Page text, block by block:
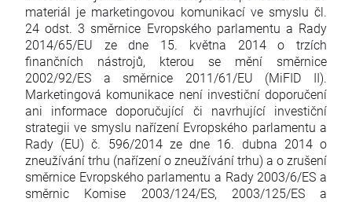
materiál je marketingovou komunikací ve smyslu čl.
24 odst. 3 směrnice Evropského parlamentu a Rady
2014/65/EU ze dne 15. května 2014 o trzích
finančních nástrojů, kterou se mění směrnice
2002/92/ES a směrnice 2011/61/EU (MiFID II).
Marketingová komunikace není investiční doporučení
ani informace doporučující či navrhující investiční
strategii ve smyslu nařízení Evropského parlamentu a
Rady (EU) č. 596/2014 ze dne 16. dubna 2014 o
zneužívání trhu (nařízení o zneužívání trhu) a o zrušení
směrnice Evropského parlamentu a Rady 2003/6/ES a
směrnic Komise 2003/124/ES, 2003/125/ES a